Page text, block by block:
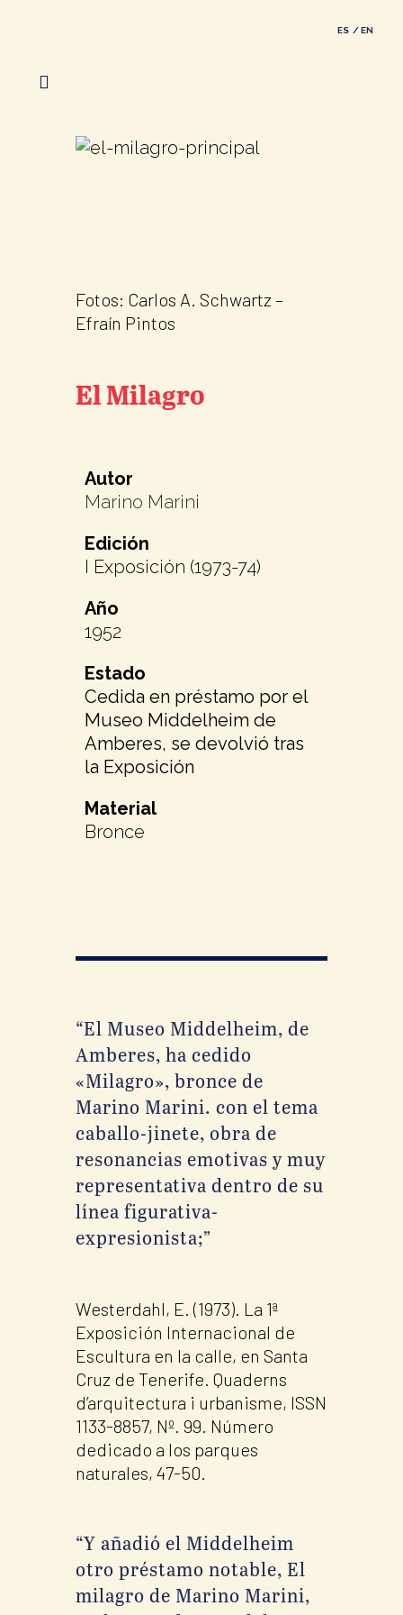
ES EN
Fotos: Carlos A. Schwartz –
Efraín Pintos
El Milagro
Autor
Marino Marini
Edición
I Exposición (1973-74)
Año
1952
Estado
Cedida en préstamo por el
Museo Middelheim de
Amberes, se devolvió tras
la Exposición
Material
Bronce
“El Museo Middelheim, de
Amberes, ha cedi­do
«Milagro», bronce de
Marino Marini. con el tema
caballo-jinete, obra de
resonancias emotivas y muy
representativa dentro de su
línea figurativa-
expresionista;”
Westerdahl, E. (1973). La 1ª
Exposición Internacional de
Escultura en la calle, en Santa
Cruz de Tenerife. Quaderns
d’arquitectura i urbanisme, ISSN
1133-8857, Nº. 99. Número
dedicado a los parques
naturales, 47-50.
“Y añadió el Middelheim
otro préstamo notable, El
milagro de Marino Marini,